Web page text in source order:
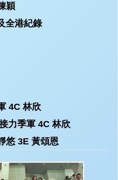
穎
全港紀錄
4C 林欣
力季軍 4C 林欣
悠 3E 黃頌恩